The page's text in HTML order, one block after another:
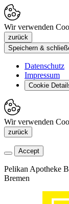
Wir verwenden
zurück
Speichern &
Datenschutz
Impressum
Cookie
Wir verwenden
zurück
Accept
Pelikan Apotheke
Bremen